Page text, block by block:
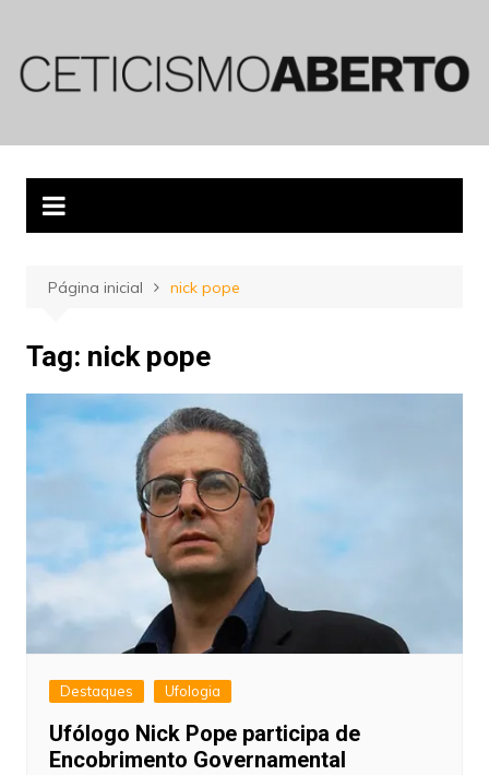
conteúdo
Página inicial nick pope
Tag: nick pope
Destaques Ufologia
Ufólogo Nick Pope participa de
Encobrimento Governamental